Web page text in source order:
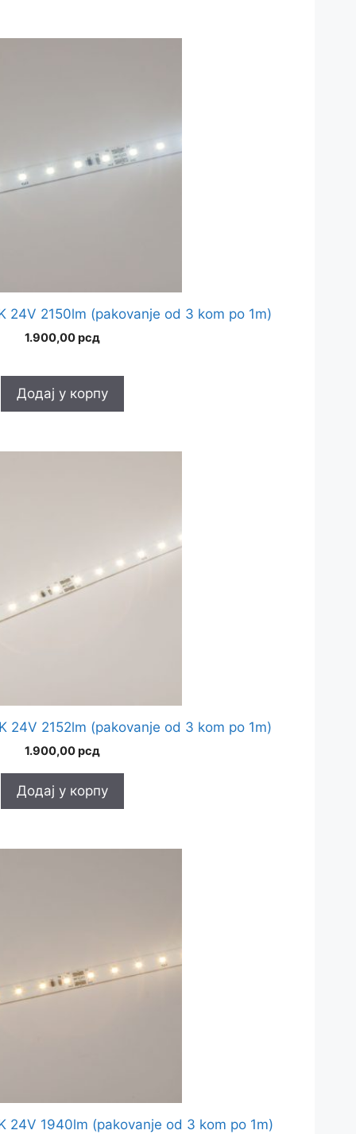
24V 2150lm (pakovanje od 3 kom po 1m)
1.900,00рсд
Додај у корпу
24V 2152lm (pakovanje od 3 kom po 1m)
1.900,00рсд
Додај у корпу
24V 1940lm (pakovanje od 3 kom po 1m)